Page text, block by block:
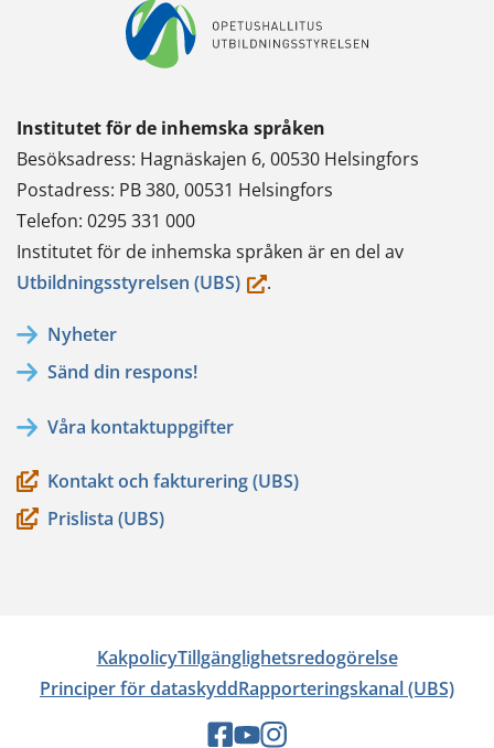
Institutet för de inhemska språken
Besöksadress: Hagnäskajen 6, 00530 Helsingfors
Postadress: PB 380, 00531 Helsingfors
Telefon: 0295 331 000
Institutet för de inhemska språken är en del av
Utbildningsstyrelsen (UBS)(du.
Nyheter
Sänd din respons!
Våra kontaktuppgifter
Kontakt och fakturering (UBS)
Prislista (UBS)
KakpolicyTillgänglighetsredogörelse
Principer för dataskyddRapporteringskanal (UBS)
Sociala
Sociala
Sociala